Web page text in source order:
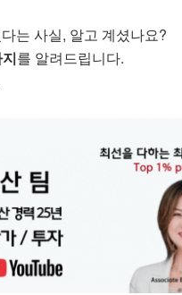
는 사실, 알고 계셨나요?
를 알려드립니다.